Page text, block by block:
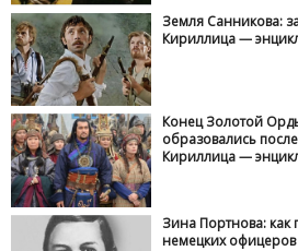
Земля Санникова:
Кириллица —
Конец Золотой
образовались
Кириллица —
Зина Портнова: как
немецких